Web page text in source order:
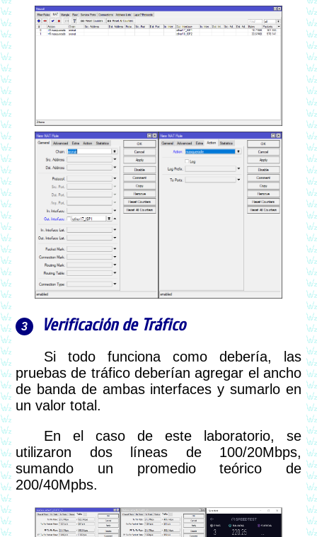
Verificación de Tráfico
Si todo funciona como debería, las
pruebas de tráfico deberían agregar el ancho
de banda de ambas interfaces y sumarlo en
un valor total.
En el caso de este laboratorio, se
utilizaron dos líneas de 100/20Mbps,
sumando un promedio teórico de
200/40Mpbs.